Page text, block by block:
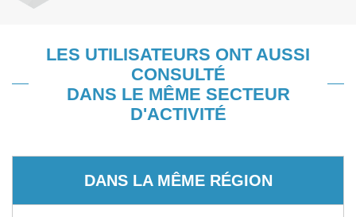
LES UTILISATEURS ONT AUSSI
CONSULTÉ
DANS LE MÊME SECTEUR
D'ACTIVITÉ
DANS LA MÊME RÉGION